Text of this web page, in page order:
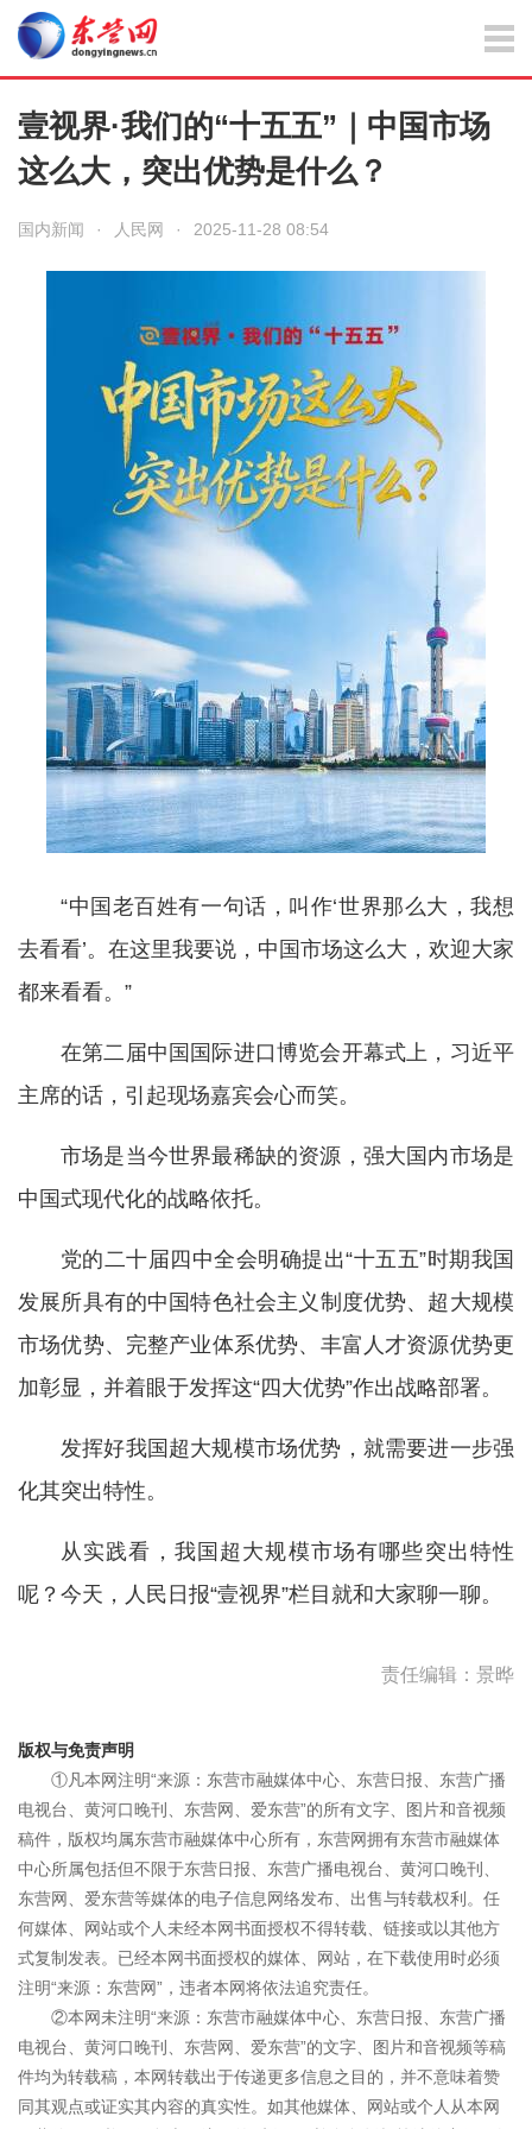
壹视界·我们的“十五五”｜中国市场
这么大，突出优势是什么？
国内新闻 · 人民网 · 2025-11-28 08:54
“中国老百姓有一句话，叫作‘世界那么大，我想
去看看’。在这里我要说，中国市场这么大，欢迎大家
都来看看。”
在第二届中国国际进口博览会开幕式上，习近平
主席的话，引起现场嘉宾会心而笑。
市场是当今世界最稀缺的资源，强大国内市场是
中国式现代化的战略依托。
党的二十届四中全会明确提出“十五五”时期我国
发展所具有的中国特色社会主义制度优势、超大规模
市场优势、完整产业体系优势、丰富人才资源优势更
加彰显，并着眼于发挥这“四大优势”作出战略部署。
发挥好我国超大规模市场优势，就需要进一步强
化其突出特性。
从实践看，我国超大规模市场有哪些突出特性
呢？今天，人民日报“壹视界”栏目就和大家聊一聊。
责任编辑：景晔
版权与免责声明
①凡本网注明“来源：东营市融媒体中心、东营日报、东营广播
电视台、黄河口晚刊、东营网、爱东营”的所有文字、图片和音视频
稿件，版权均属东营市融媒体中心所有，东营网拥有东营市融媒体
中心所属包括但不限于东营日报、东营广播电视台、黄河口晚刊、
东营网、爱东营等媒体的电子信息网络发布、出售与转载权利。任
何媒体、网站或个人未经本网书面授权不得转载、链接或以其他方
式复制发表。已经本网书面授权的媒体、网站，在下载使用时必须
注明“来源：东营网”，违者本网将依法追究责任。
②本网未注明“来源：东营市融媒体中心、东营日报、东营广播
电视台、黄河口晚刊、东营网、爱东营”的文字、图片和音视频等稿
件均为转载稿，本网转载出于传递更多信息之目的，并不意味着赞
同其观点或证实其内容的真实性。如其他媒体、网站或个人从本网